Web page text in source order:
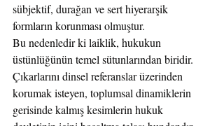
sübjektif, durağan ve sert hiyerarşik
formların korunması olmuştur.
Bu nedenledir ki laiklik, hukukun
üstünlüğünün temel sütunlarından biridir.
Çıkarlarını dinsel referanslar üzerinden
korumak isteyen, toplumsal dinamiklerin
gerisinde kalmış kesimlerin hukuk